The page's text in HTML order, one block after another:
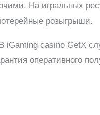
На игральных
розыгрыши.
iGaming casino GetX
оперативного